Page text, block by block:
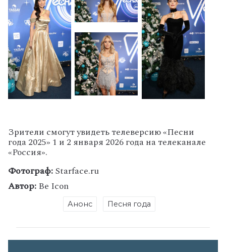
Зрители смогут увидеть телеверсию «Песни
года 2025» 1 и 2 января 2026 года на телеканале
«Россия».
Фотограф:Starface.ru
Автор:Be Icon
Анонс Песня года